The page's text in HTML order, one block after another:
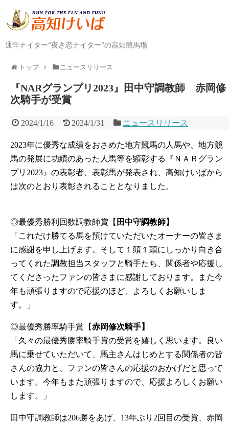
通年ナイター“夜さ恋ナイター”の高知競馬場
トップ ニュースリリース
『NARグランプリ2023』田中守調教師 赤岡修
次騎手が受賞
2024/1/16 2024/1/31 ニュースリリース
2023年に優秀な成績をおさめた地方競馬の人馬や、地方競
馬の発展に功績のあった人馬等を顕彰する『ＮＡＲグラン
プリ2023』の表彰者、表彰馬が発表され、高知けいばから
は次のとおり表彰されることとなりました。
◎最優秀勝利回数調教師賞【 田中守調教師】
「これだけ勝てる馬を預けていただいたオーナーの皆さま
に感謝を申し上げます。そして１頭１頭にしっかり向き合
ってくれた調教担当スタッフと騎手たち、関係者や応援し
てくださったファンの皆さまに感謝しております。また今
年も頑張りますので応援のほど、よろしくお願いしま
す。」
◎最優秀勝率騎手賞【赤岡修次騎手】
「久々の最優秀勝率騎手賞の受賞を嬉しく思います。良い
馬に乗せていただいて、馬主さんはじめとする関係者の皆
さんの協力と、ファンの皆さんの応援のおかげだと思って
います。今年もまた頑張りますので、応援よろしくお願い
します。」
田中守調教師は206勝をあげ、13年ぶり2回目の受賞、赤岡